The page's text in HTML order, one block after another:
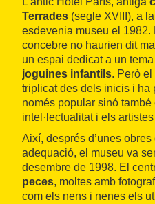
Terrades (segle XVIII), a
esdevenia museu el 1982.
concebre no haurien dit
un espai dedicat a un
joguines infantils. Però el
triplicat des dels inicis i ha
només popular sinó
intel·lectualitat i els
Així, després d’unes
adequació, el museu va
desembre de 1998. El
peces, moltes amb
com els nens i nenes els